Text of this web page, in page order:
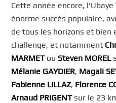
Cette année encore,
énorme succès populaire,
de tous les horizons et bien
challenge, et notamment
MARMETou Steven MOREL
Mélanie GAYDIER, Magali
Fabienne LILLAZ, Florence
Arnaud PRIGENTsur le 23